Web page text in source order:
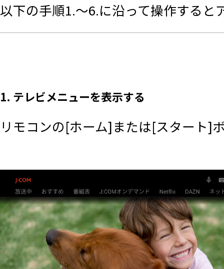
以下の手順1.～6.に沿って操作すると
1. テレビメニューを表示する
リモコンの[ホーム]または[スタート]